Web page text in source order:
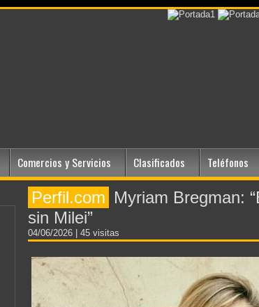
Comercios y Servicios Clasificados Teléfonos
Perfil.com Myriam Bregman:
sin Milei”
04/06/2026 | 45 visitas